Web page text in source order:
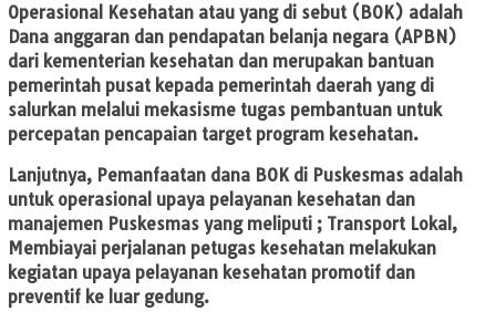
Operasional Kesehatan atau yang di sebut (BOK) adalah
Dana anggaran dan pendapatan belanja negara (APBN)
dari kementerian kesehatan dan merupakan bantuan
pemerintah pusat kepada pemerintah daerah yang di
salurkan melalui mekasisme tugas pembantuan untuk
percepatan pencapaian target program kesehatan.
Lanjutnya, Pemanfaatan dana BOK di Puskesmas adalah
untuk operasional upaya pelayanan kesehatan dan
manajemen Puskesmas yang meliputi ; Transport Lokal,
Membiayai perjalanan petugas kesehatan melakukan
kegiatan upaya pelayanan kesehatan promotif dan
preventif ke luar gedung.